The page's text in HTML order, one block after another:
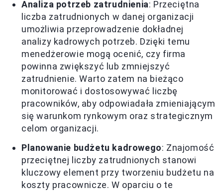
Analiza potrzeb zatrudnienia: Przeciętna
liczba zatrudnionych w danej organizacji
umożliwia przeprowadzenie dokładnej
analizy kadrowych potrzeb. Dzięki temu
menedżerowie mogą ocenić, czy firma
powinna zwiększyć lub zmniejszyć
zatrudnienie. Warto zatem na bieżąco
monitorować i dostosowywać liczbę
pracowników, aby odpowiadała zmieniającym
się warunkom rynkowym oraz strategicznym
celom organizacji.
Planowanie budżetu kadrowego: Znajomość
przeciętnej liczby zatrudnionych stanowi
kluczowy element przy tworzeniu budżetu na
koszty pracownicze. W oparciu o te